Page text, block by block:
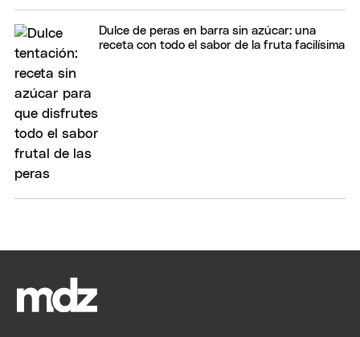
Dulce de peras en barra sin azúcar: una
receta con todo el sabor de la fruta facilísima